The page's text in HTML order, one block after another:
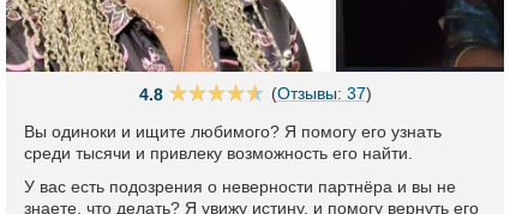
4.8 (Отзывы: 37)
Вы одиноки и ищите любимого? Я помогу его узнать
среди тысячи и привлеку возможность его найти.
У вас есть подозрения о неверности партнёра и вы не
знаете, что делать? Я увижу истину, и помогу вернуть его